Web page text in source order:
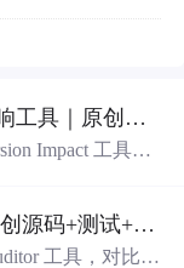
Next.js渲染边界审计版本变更影响工具｜原创源码+测试+离线报告
Impact 工具，
识别变更影响。
可复现合成示
Flash模型版本缓存兼容工具｜原创源码+测试+离线报告
工具，对比两